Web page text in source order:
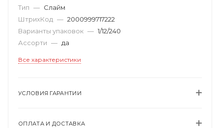
Тип — Слайм
ШтрихКод — 2000999717222
Варианты упаковок — 1/12/240
Ассорти — да
Все характеристики
УСЛОВИЯ ГАРАНТИИ
ОПЛАТА И ДОСТАВКА